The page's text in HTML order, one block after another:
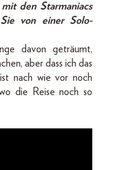
den Starmaniacs
von einer Solo-
davon geträumt,
aber dass ich das
nach wie vor noch
die Reise noch so